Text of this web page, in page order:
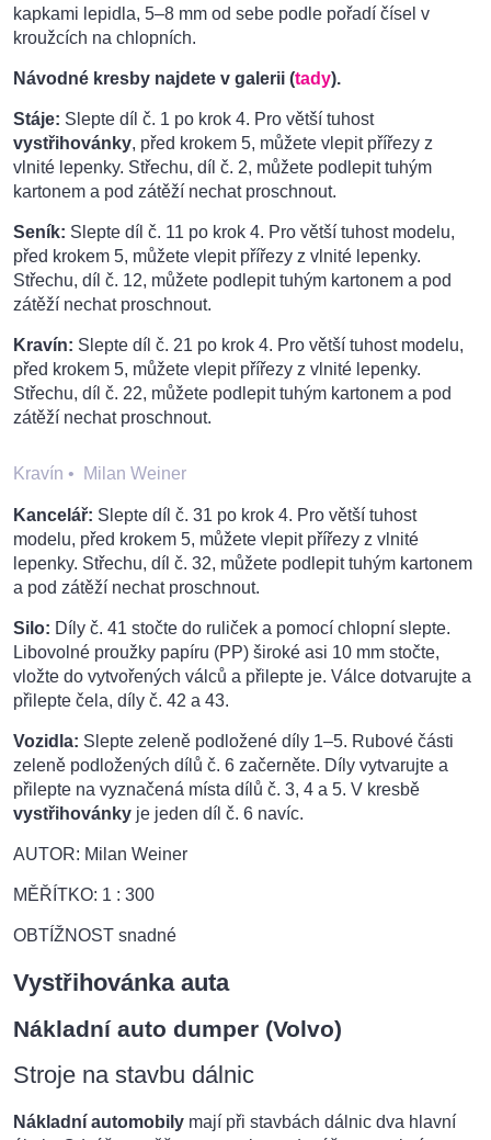
kapkami lepidla, 5–8 mm od sebe podle pořadí čísel v
kroužcích na chlopních.
Návodné kresby najdete v galerii (tady).
Stáje: Slepte díl č. 1 po krok 4. Pro větší tuhost
vystřihovánky, před krokem 5, můžete vlepit přířezy z
vlnité lepenky. Střechu, díl č. 2, můžete podlepit tuhým
kartonem a pod zátěží nechat proschnout.
Seník: Slepte díl č. 11 po krok 4. Pro větší tuhost modelu,
před krokem 5, můžete vlepit přířezy z vlnité lepenky.
Střechu, díl č. 12, můžete podlepit tuhým kartonem a pod
zátěží nechat proschnout.
Kravín: Slepte díl č. 21 po krok 4. Pro větší tuhost modelu,
před krokem 5, můžete vlepit přířezy z vlnité lepenky.
Střechu, díl č. 22, můžete podlepit tuhým kartonem a pod
zátěží nechat proschnout.
Kravín • Milan Weiner
Kancelář: Slepte díl č. 31 po krok 4. Pro větší tuhost
modelu, před krokem 5, můžete vlepit přířezy z vlnité
lepenky. Střechu, díl č. 32, můžete podlepit tuhým kartonem
a pod zátěží nechat proschnout.
Silo: Díly č. 41 stočte do ruliček a pomocí chlopní slepte.
Libovolné proužky papíru (PP) široké asi 10 mm stočte,
vložte do vytvořených válců a přilepte je. Válce dotvarujte a
přilepte čela, díly č. 42 a 43.
Vozidla: Slepte zeleně podložené díly 1–5. Rubové části
zeleně podložených dílů č. 6 začerněte. Díly vytvarujte a
přilepte na vyznačená místa dílů č. 3, 4 a 5. V kresbě
vystřihovánky je jeden díl č. 6 navíc.
AUTOR: Milan Weiner
MĚŘÍTKO: 1 : 300
OBTÍŽNOST snadné
Vystřihovánka auta
Nákladní auto dumper (Volvo)
Stroje na stavbu dálnic
Nákladní automobily mají při stavbách dálnic dva hlavní